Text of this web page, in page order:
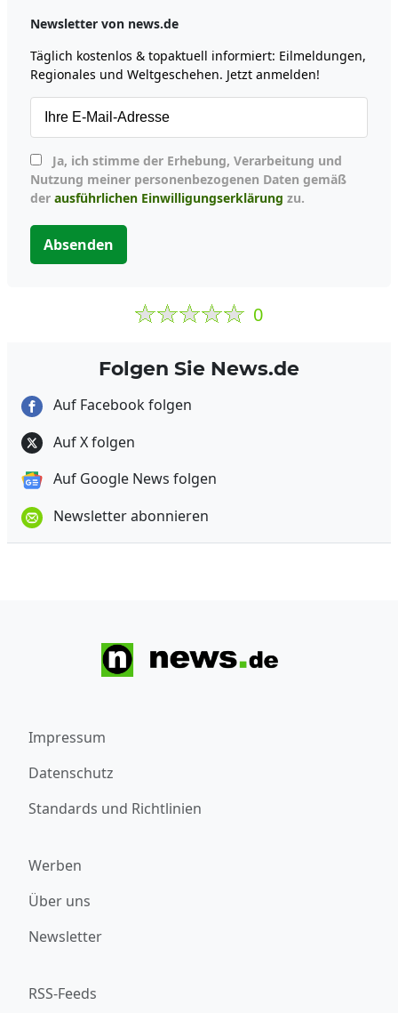
Newsletter von news.de
Täglich kostenlos & topaktuell informiert: Eilmeldungen,
Regionales und Weltgeschehen. Jetzt anmelden!
Nutzung meiner personenbezogenen Daten gemäß
der ausführlichen Einwilligungserklärung zu.
Absenden
0
Folgen Sie News.de
Auf Facebook folgen
Auf X folgen
Auf Google News folgen
Newsletter abonnieren
Impressum
Datenschutz
Standards und Richtlinien
Werben
Über uns
Newsletter
RSS-Feeds